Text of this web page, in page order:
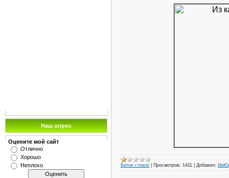
Наш опрос
Оцените мой сайт
Отлично
Хорошо
Неплохо
Битое стекло Просмотров: 1411 Добавил: